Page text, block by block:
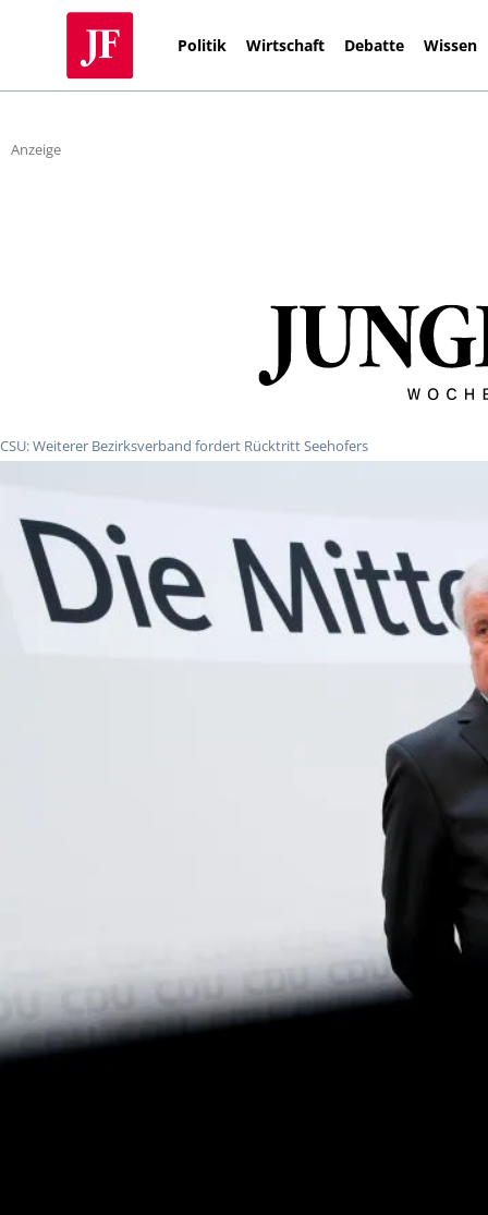
Politik Wirtschaft Debatte Wissen
Anzeige
CSU: Weiterer Bezirksverband fordert Rücktritt Seehofers